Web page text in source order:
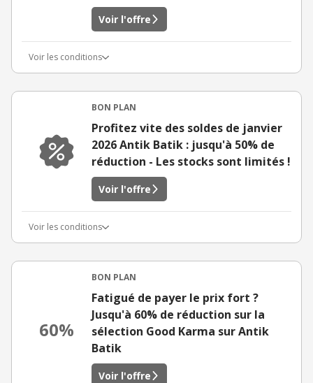
Voir l'offre
Voir les conditions
BON PLAN
Profitez vite des soldes de janvier
2026 Antik Batik : jusqu'à 50% de
réduction - Les stocks sont limités !
Voir l'offre
Voir les conditions
60%
BON PLAN
Fatigué de payer le prix fort ?
Jusqu'à 60% de réduction sur la
sélection Good Karma sur Antik
Batik
Voir l'offre